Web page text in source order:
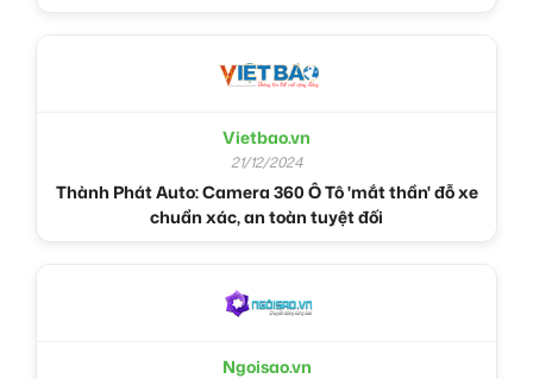
Vietbao.vn
21/12/2024
Thành Phát Auto: Camera 360 Ô Tô 'mắt thần' đỗ xe
chuẩn xác, an toàn tuyệt đối
Ngoisao.vn